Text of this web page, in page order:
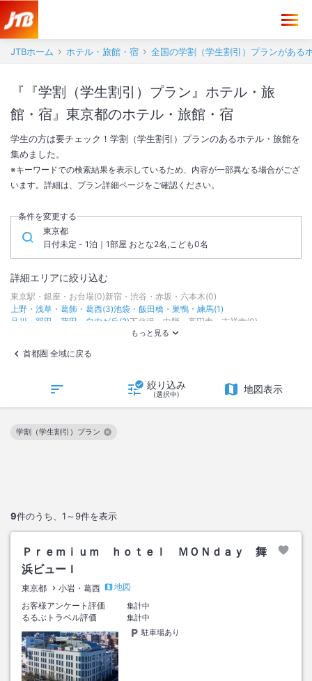
JTBホーム ホテル・旅館・宿 全国の学割（学生割引）プランがある
『『学割（学生割引）プラン』ホテル・旅
館・宿』東京都のホテル・旅館・宿
学生の方は要チェック！学割（学生割引）プランのあるホテル・旅館を
集めました。
※キーワードでの検索結果を表示しているため、内容が一部異なる場合がござ
います。詳細は、プラン詳細ページをご確認ください。
条件を変更する
東京都
日付未定 - 1泊｜1部屋 おとな2名,こども0名
詳細エリアに絞り込む
東京駅・銀座・お台場(0)新宿・渋谷・赤坂・六本木(0)
上野・浅草・葛飾・葛西(3)池袋・飯田橋・巣鴨・練馬(1)
品川・羽田・蒲田・自由が丘(2)下北沢・中野・高円寺・吉祥寺(0)
町田・八王子・高尾(2) 奥多摩 (0
首都圏 全域に戻る
絞り込み
(選択中) 地図表示
9件のうち、 1～9件を表示
学割（学生割引）プラン
この絞り込み条件を解除
Ｐｒｅｍｉｕｍ ｈｏｔｅｌ ＭＯＮｄａｙ 舞
浜ビューＩ
東京都 小岩・葛西
地図
お客様アンケート評価
集計中
るるぶトラベル評価
集計中
駐車場あり